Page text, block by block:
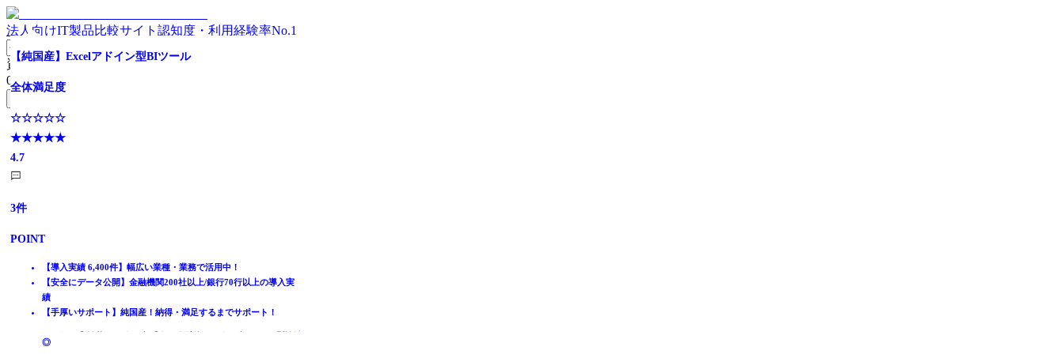
法人向けIT製品比較サイト 認知度・利用経験率No.1
資料請求リスト
0 件
製品を探す
動画で学ぶ
IT製品比較TOP
データ蓄積・分析
Redash
ビジネスのスピードに合わせてインサイトを取得
全体満足度
☆☆☆☆☆
★★★★★
4.1
572件
POINT
スプレッドシートやAWSなどさまざまなソースと接続
統計的処理もドラッグアンドドロップで可能
マッピング機能でデータを地図上に表示
データドリブン経営に必要なあらゆる機能を提供するクラ
☆☆☆☆☆
★★★★★
4.4
データ活用を実現するために必要な機能をオールインワンで提供
SaaS型BI国内市場NO.1！※高い顧客満足度を獲得！
モバイル標準対応なのでデータを元に迅速なアクションを促進可
散在するデータの統合・自動集計から分析まで簡単に
全体満足度
☆☆☆☆☆
★★★★★
4
111件
POINT
導入実績7,700社超！顧客満足度No.1・サポート品質ランク★★★
散在したデータを一元化、10億件のデータも1秒台で◆高速集計◆
直感的な操作で誰でも簡単にデータ分析が可能
業務を加速させる データ活用プラットフォーム
全体満足度
☆☆☆☆☆
★★★★★
4
61件
POINT
3,900+社導入・顧客満足度4年連続No.1・サポート品質ランク
★★★
生成AI機能＊チャットで自動生成・インサイト分析も自然言語
で！
◎
規模に応じたセルフサービス分析の管理
全体満足度
☆☆☆☆☆
★★★★★
4
25件
POINT
オンプレミス・パブリッククラウドの柔軟な導入体系
利用状況を俯瞰できるガバナンス機能
あらゆる環境から暗号化されたデータをシームレスに抽出
人・データ・AIをつなぐ分析プラットフォーム
全体満足度
☆☆☆☆☆
★★★★★
3.8
20件
POINT
自然言語で質問するだけでAIが分析・可視化
セマンティックレイヤーで統制されたAIデータ活用
AIが異常や変化を検知し、気づきを自動通知
現場の業務を効率化！◎無料デモサイトあり◎
全体満足度
☆☆☆☆☆
★★★★★
4.1
7件
POINT
【導入実績 6,400件】幅広い業種・業務で活用中！
【安全にデータ公開】金融機関200社以上/銀行70行以上の導入実
績
【手厚いサポート】純国産！納得・満足するまでサポート！
【純国産】Excelアドイン型BIツール
全体満足度
☆☆☆☆☆
★★★★★
4.7
3件
POINT
【導入実績 6,400件】幅広い業種・業務で活用中！
【安全にデータ公開】金融機関200社以上/銀行70行以上の導入実
績
【手厚いサポート】純国産！納得・満足するまでサポート！